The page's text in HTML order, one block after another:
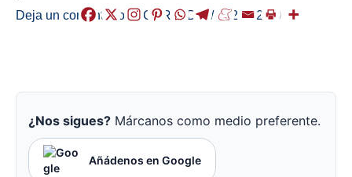
Deja un comentario /EGURALDIA/ 2026-02-10
¿Nos sigues? Márcanos como medio preferente.
Añádenos en Google